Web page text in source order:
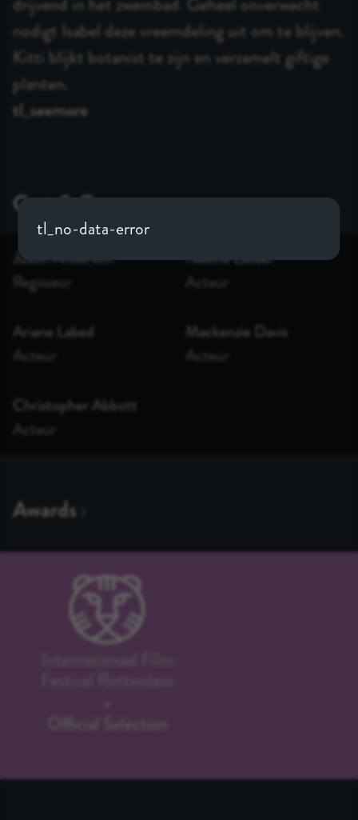
nodigt Isabel deze vreemdeling uit om te blijven.
Kitti blijkt botanist te zijn en verzamelt giftige
planten.
tl_seemore
Justin Anderson
Regisseur
Nadine Labaki
Acteur
Ariane Labed
Acteur
Mackenzie Davis
Acteur
Christopher Abbott
Acteur
Official Selection
tl_no-data-error